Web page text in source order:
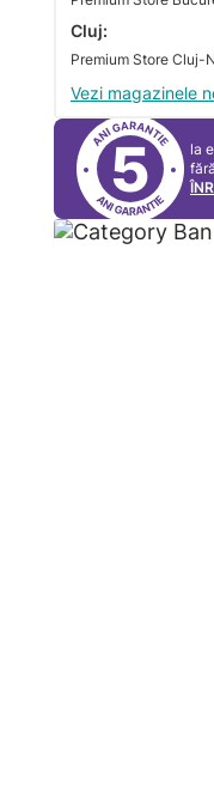
Cluj:
Vezi magazinele
5
la